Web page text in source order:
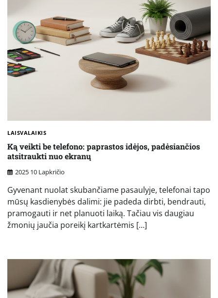
LAISVALAIKIS
Ką veikti be telefono: paprastos idėjos, padėsiančios
atsitraukti nuo ekranų
2025 10 Lapkričio
Gyvenant nuolat skubančiame pasaulyje, telefonai tapo
mūsų kasdienybės dalimi: jie padeda dirbti, bendrauti,
pramogauti ir net planuoti laiką. Tačiau vis daugiau
žmonių jaučia poreikį kartkartėmis […]